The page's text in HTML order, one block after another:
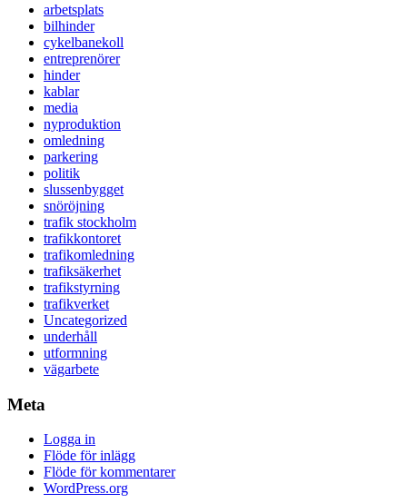
arbetsplats
bilhinder
cykelbanekoll
entreprenörer
hinder
kablar
media
nyproduktion
omledning
parkering
politik
slussenbygget
snöröjning
trafik stockholm
trafikkontoret
trafikomledning
trafiksäkerhet
trafikstyrning
trafikverket
Uncategorized
underhåll
utformning
vägarbete
Meta
Logga in
Flöde för inlägg
Flöde för kommentarer
WordPress.org